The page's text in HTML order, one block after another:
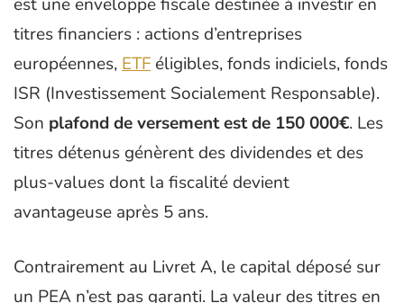
titres financiers : actions d’entreprises
européennes, ETF éligibles, fonds indiciels, fonds
ISR (Investissement Socialement Responsable).
Son plafond de versement est de 150 000€. Les
titres détenus génèrent des dividendes et des
plus-values dont la fiscalité devient
avantageuse après 5 ans.
Contrairement au Livret A, le capital déposé sur
un PEA n’est pas garanti. La valeur des titres en